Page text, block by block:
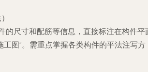
的尺寸和配筋等信息，直接标注在构件平
工图”。需重点掌握各类构件的平法注写方